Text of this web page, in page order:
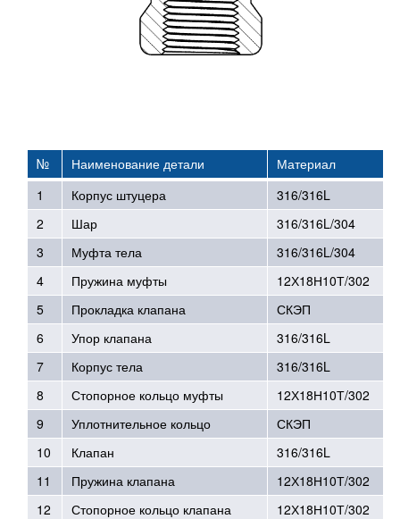
№ Наименование детали
Материал
1
Корпус штуцера
316/316L
2
Шар
316/316L/304
3
Муфта тела
316/316L/304
4
Пружина муфты
12Х18Н10Т/302
5
Прокладка клапана
СКЭП
6
Упор клапана
316/316L
7
Корпус тела
316/316L
8
Стопорное кольцо муфты
12Х18Н10Т/302
9
Уплотнительное кольцо
СКЭП
10
Клапан
316/316L
11
Пружина клапана
12Х18Н10Т/302
12
Стопорное кольцо клапана 12Х18Н10Т/302